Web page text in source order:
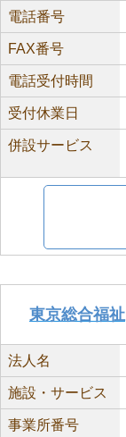
電話番号
FAX番号
電話受付時間
受付休業日
併設サービス
東京総合福祉
法人名
施設・サービス
事業所番号